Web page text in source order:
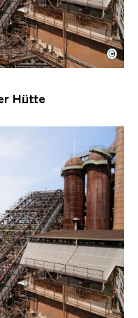
Hütte mit
Hütte | Karl
©
Hütte